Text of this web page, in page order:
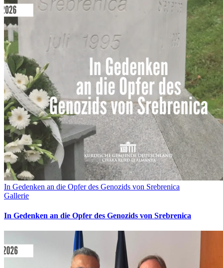
In Gedenken an die Opfer des Genozids von Srebrenica
Gallerie
In Gedenken an die Opfer des Genozids von Srebrenica